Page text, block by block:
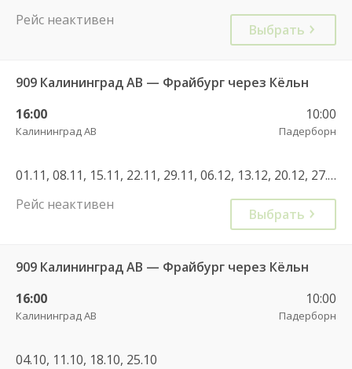
Рейс неактивен
Выбрать
909 Калининград АВ — Фрайбург через Кёльн
16:00
Калининград АВ
10:00
Падерборн
01.11, 08.11, 15.11, 22.11, 29.11, 06.12, 13.12, 20.12, 27.12, 03.01, 10.01, 17.01
Рейс неактивен
Выбрать
909 Калининград АВ — Фрайбург через Кёльн
16:00
Калининград АВ
10:00
Падерборн
04.10, 11.10, 18.10, 25.10